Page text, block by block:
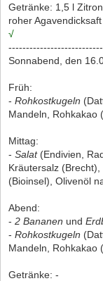
Getränke: 1,5 l
roher
√
Sonnabend, den
Früh:
- Rohkostkugeln
Mandeln, Rohkakao
Mittag:
- Salat(Endivien,
Kräutersalz
(Bioinsel), Olivenöl
Abend:
- 2 Bananen und
- Rohkostkugeln
Mandeln, Rohkakao
Getränke: -